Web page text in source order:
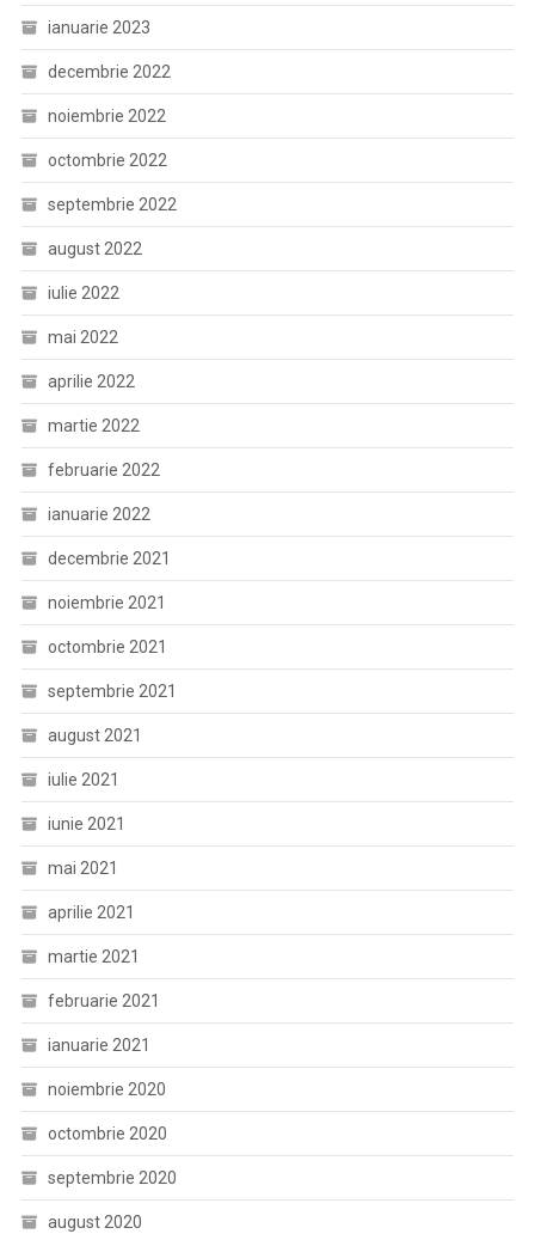
ianuarie 2023
decembrie 2022
noiembrie 2022
octombrie 2022
septembrie 2022
august 2022
iulie 2022
mai 2022
aprilie 2022
martie 2022
februarie 2022
ianuarie 2022
decembrie 2021
noiembrie 2021
octombrie 2021
septembrie 2021
august 2021
iulie 2021
iunie 2021
mai 2021
aprilie 2021
martie 2021
februarie 2021
ianuarie 2021
noiembrie 2020
octombrie 2020
septembrie 2020
august 2020